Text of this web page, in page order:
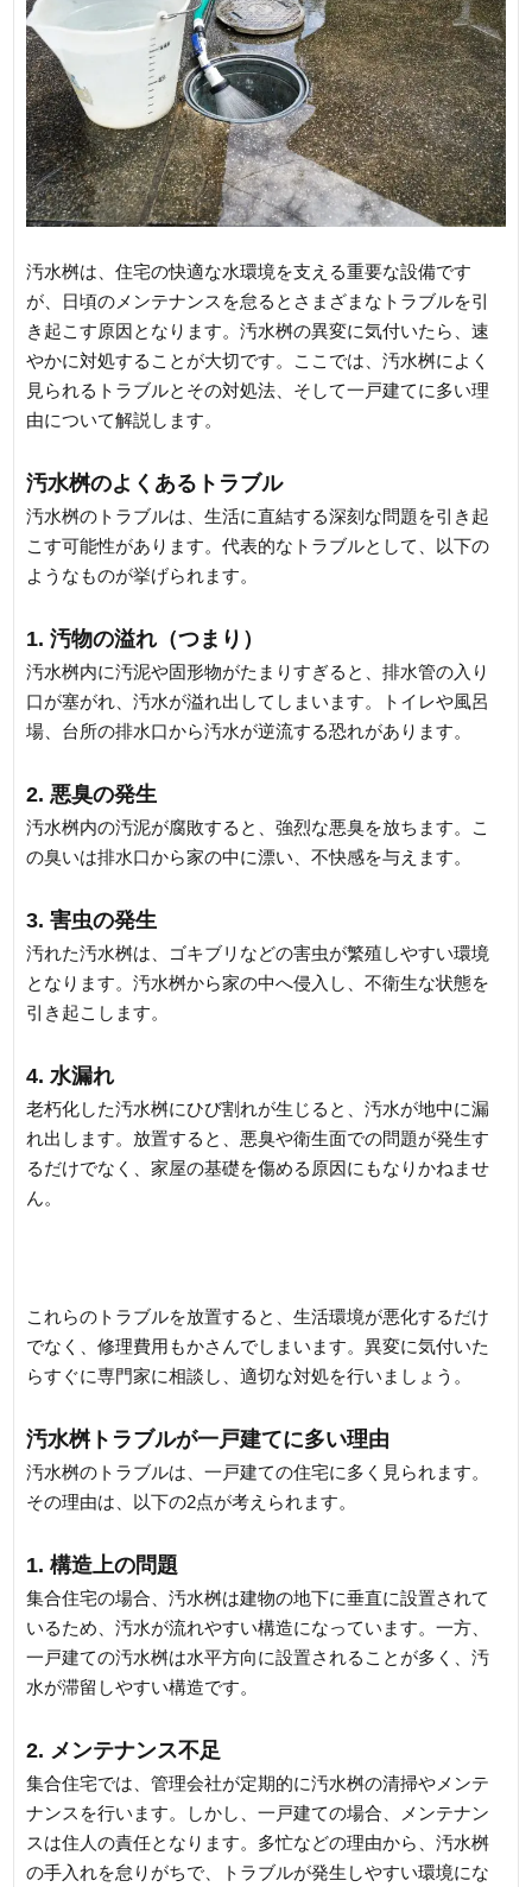
汚水桝は、住宅の快適な水環境を支える重要な設備です
が、日頃のメンテナンスを怠るとさまざまなトラブルを引
き起こす原因となります。汚水桝の異変に気付いたら、速
やかに対処することが大切です。ここでは、汚水桝によく
見られるトラブルとその対処法、そして一戸建てに多い理
由について解説します。
汚水桝のよくあるトラブル
汚水桝のトラブルは、生活に直結する深刻な問題を引き起
こす可能性があります。代表的なトラブルとして、以下の
ようなものが挙げられます。
1. 汚物の溢れ（つまり）
汚水桝内に汚泥や固形物がたまりすぎると、排水管の入り
口が塞がれ、汚水が溢れ出してしまいます。トイレや風呂
場、台所の排水口から汚水が逆流する恐れがあります。
2. 悪臭の発生
汚水桝内の汚泥が腐敗すると、強烈な悪臭を放ちます。こ
の臭いは排水口から家の中に漂い、不快感を与えます。
3. 害虫の発生
汚れた汚水桝は、ゴキブリなどの害虫が繁殖しやすい環境
となります。汚水桝から家の中へ侵入し、不衛生な状態を
引き起こします。
4. 水漏れ
老朽化した汚水桝にひび割れが生じると、汚水が地中に漏
れ出します。放置すると、悪臭や衛生面での問題が発生す
るだけでなく、家屋の基礎を傷める原因にもなりかねませ
ん。
これらのトラブルを放置すると、生活環境が悪化するだけ
でなく、修理費用もかさんでしまいます。異変に気付いた
らすぐに専門家に相談し、適切な対処を行いましょう。
汚水桝トラブルが一戸建てに多い理由
汚水桝のトラブルは、一戸建ての住宅に多く見られます。
その理由は、以下の2点が考えられます。
1. 構造上の問題
集合住宅の場合、汚水桝は建物の地下に垂直に設置されて
いるため、汚水が流れやすい構造になっています。一方、
一戸建ての汚水桝は水平方向に設置されることが多く、汚
水が滞留しやすい構造です。
2. メンテナンス不足
集合住宅では、管理会社が定期的に汚水桝の清掃やメンテ
ナンスを行います。しかし、一戸建ての場合、メンテナン
スは住人の責任となります。多忙などの理由から、汚水桝
の手入れを怠りがちで、トラブルが発生しやすい環境にな